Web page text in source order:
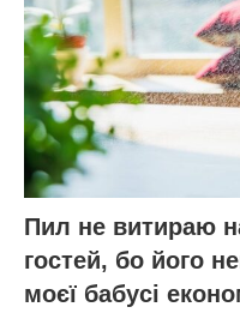
Пил не витираю
гостей, бо його
моєї бабусі